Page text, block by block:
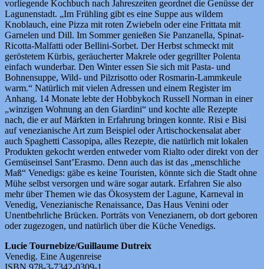
vorliegende Kochbuch nach Jahreszeiten geordnet die Genüsse der
Lagunenstadt. „Im Frühling gibt es eine Suppe aus wildem
Knoblauch, eine Pizza mit roten Zwiebeln oder eine Frittata mit
Garnelen und Dill. Im Sommer genießen Sie Panzanella, Spinat-
Ricotta-Malfatti oder Bellini-Sorbet. Der Herbst schmeckt mit
geröstetem Kürbis, geräucherter Makrele oder gegrillter Polenta
einfach wunderbar. Den Winter essen Sie sich mit Pasta- und
Bohnensuppe, Wild- und Pilzrisotto oder Rosmarin-Lammkeule
warm.“ Natürlich mit vielen Adressen und einem Register im
Anhang. 14 Monate lebte der Hobbykoch Russell Norman in einer
„winzigen Wohnung an den Giardini“ und kochte alle Rezepte
nach, die er auf Märkten in Erfahrung bringen konnte. Risi e Bisi
auf venezianische Art zum Beispiel oder Artischockensalat aber
auch Spaghetti Cassopipa, alles Rezepte, die natürlich mit lokalen
Produkten gekocht werden entweder vom Rialto oder direkt von der
Gemüseinsel Sant’Erasmo. Denn auch das ist das „menschliche
Maß“ Venedigs: gäbe es keine Touristen, könnte sich die Stadt ohne
Mühe selbst versorgen und wäre sogar autark. Erfahren Sie also
mehr über Themen wie das Ökosystem der Lagune, Karneval in
Venedig, Venezianische Renaissance, Das Haus Venini oder
Unentbehrliche Brücken. Porträts von Venezianern, ob dort geboren
oder zugezogen, und natürlich über die Küche Venedigs.
Lucie Tournebize/Guillaume Dutreix
Venedig. Eine Augenreise